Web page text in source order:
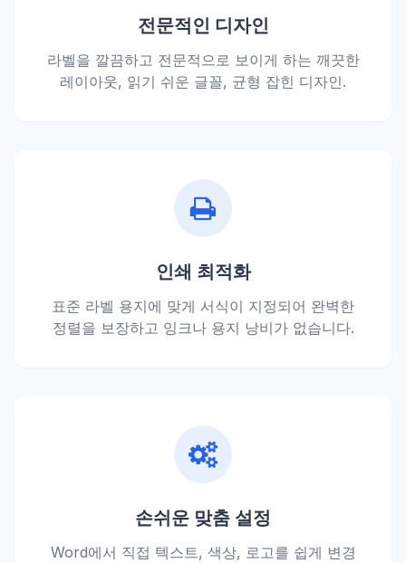
전문적인 디자인
라벨을 깔끔하고 전문적으로 보이게 하는 깨끗한
레이아웃, 읽기 쉬운 글꼴, 균형 잡힌 디자인.
인쇄 최적화
표준 라벨 용지에 맞게 서식이 지정되어 완벽한
정렬을 보장하고 잉크나 용지 낭비가 없습니다.
손쉬운 맞춤 설정
Word에서 직접 텍스트, 색상, 로고를 쉽게 변경